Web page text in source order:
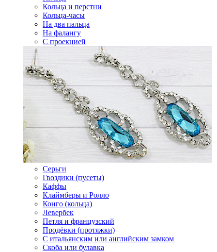
Кольца и перстни
Кольца-часы
На два пальца
На фалангу
С проекцией
Серьги
Гвоздики (пусеты)
Каффы
Клаймберы и Ролло
Конго (кольца)
Левербек
Петля и французский
Продёвки (протяжки)
С итальянским или английским замком
Скоба или булавка